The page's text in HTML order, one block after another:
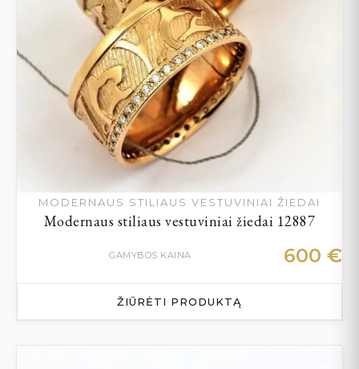
MODERNAUS STILIAUS VESTUVINIAI ŽIEDAI
Modernaus stiliaus vestuviniai žiedai 12887
GAMYBOS KAINA 600 €
ŽIŪRĖTI PRODUKTĄ